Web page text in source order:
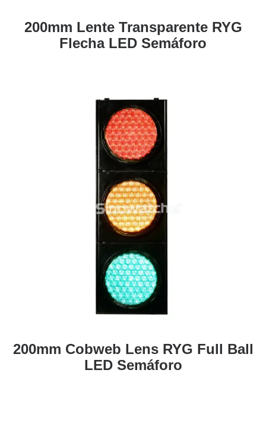
200mm Lente Transparente RYG
Flecha LED Semáforo
200mm Cobweb Lens RYG Full Ball
LED Semáforo